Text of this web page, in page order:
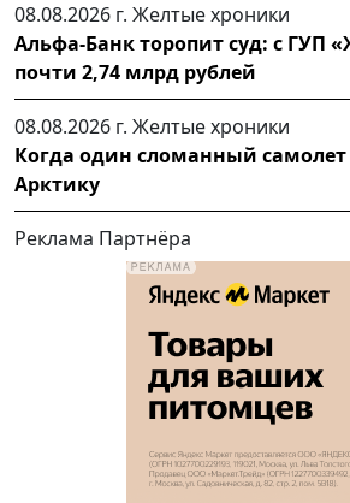
08.08.2026 г. Желтые хроники
Альфа-Банк торопит суд: с ГУП
почти 2,74 млрд рублей
08.08.2026 г. Желтые хроники
Когда один сломанный самолет
Арктику
Реклама Партнёра